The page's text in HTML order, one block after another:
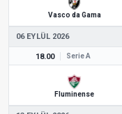
Vasco da Gama
06 EYLÜL 2026
18.00 Serie A
Fluminense